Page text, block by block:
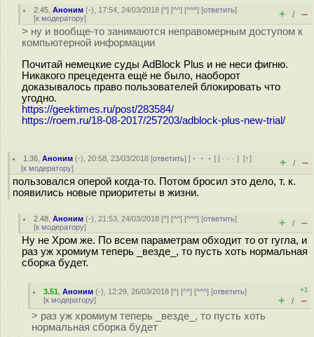
2.45 ,Аноним (-), 17:54, 24/03/2018 [^] [^^] [^^^] [ответить]
[к модератору] + / –
> ну и вообще-то занимаются неправомерным доступом к
компьютерной информации
Почитай немецкие суды AdBlock Plus и не неси фигню.
Никакого прецедента ещё не было, наоборот
доказывалось право пользователей блокировать что
угодно.
https://geektimes.ru/post/283584/
https://roem.ru/18-08-2017/257203/adblock-plus-new-trial/
1.36 ,Аноним (-), 20:58, 23/03/2018 [ответить] [ ﹢﹢﹢] [ · · ·][↑]
[к модератору] + / –
пользовался оперой когда-то. Потом бросил это дело, т. к.
появились новые приоритеты в жизни.
2.48 ,Аноним (-), 21:53, 24/03/2018 [^] [^^] [^^^] [ответить]
[к модератору] + / –
Ну не Хром же. По всем параметрам обходит то от гугла, и
раз уж хромиум теперь _везде_, то пусть хоть нормальная
сборка будет.
3.51 ,Аноним (-), 12:29, 26/03/2018 [^] [^^] [^^^] [ответить]
[к модератору]
+1
+ / –
> раз уж хромиум теперь _везде_, то пусть хоть
нормальная сборка будет